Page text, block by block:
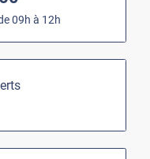
09h à 12h